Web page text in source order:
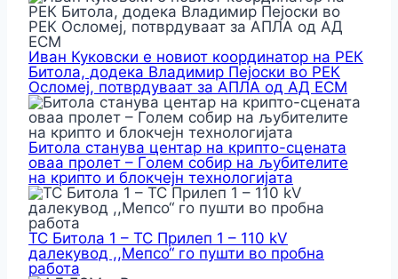
Иван Куковски е новиот координатор на РЕК
Битола, додека Владимир Пејоски во РЕК
Осломеј, потврдуваат за АПЛА од АД ЕСМ
Битола станува центар на крипто-сцената
оваа пролет – Голем собир на љубителите
на крипто и блокчејн технологијата
ТС Битола 1 – ТС Прилеп 1 – 110 kV
далекувод ,,Мепсо“ го пушти во пробна
работа